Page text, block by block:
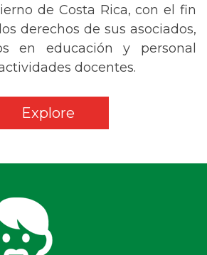
de Costa Rica, con el fin
derechos de sus asociados,
en educación y personal
docentes.
Explore